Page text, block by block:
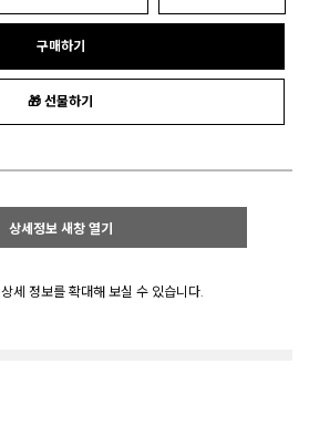
구매하기
🎁 선물하기
상세정보 새창 열기
상세 정보를 확대해 보실 수 있습니다.